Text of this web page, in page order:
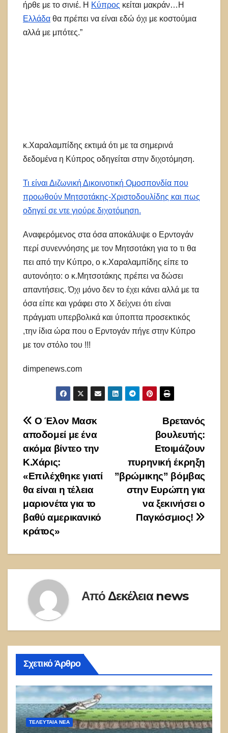
ήρθε με το σινιέ. Η Κύπρος κείται μακράν…Η
Ελλάδα θα πρέπει να είναι εδώ όχι με κοστούμια
αλλά με μπότες.”
κ.Χαραλαμπίδης εκτιμά ότι με τα σημερινά
δεδομένα η Κύπρος οδηγείται στην διχοτόμηση.
Τι είναι Διζωνική Δικοινοτική Ομοσπονδία που
προωθούν Μητσοτάκης-Χριστοδουλίδης και πως
οδηγεί σε ντε γιούρε διχοτόμηση.
Αναφερόμενος στα όσα αποκάλυψε ο Ερντογάν
περί συνεννόησης με τον Μητσοτάκη για το τι θα
πει από την Κύπρο, ο κ.Χαραλαμπίδης είπε το
αυτονόητο: ο κ.Μητσοτάκης πρέπει να δώσει
απαντήσεις. Όχι μόνο δεν το έχει κάνει αλλά με τα
όσα είπε και γράφει στο Χ δείχνει ότι είναι
πράγματι υπερβολικά και ύποπτα προσεκτικός
,την ίδια ώρα που ο Ερντογάν πήγε στην Κύπρο
με τον στόλο του !!!
dimpenews.com
Πλοήγηση
άρθρων
Βρετανός
βουλευτής:
Ετοιμάζουν
πυρηνική έκρηξη
”βρώμικης” βόμβας
στην Ευρώπη για
να ξεκινήσει ο
Παγκόσμιος!
Ο Έλον Μασκ
αποδομεί με ένα
ακόμα βίντεο την
Κ.Χάρις:
«Επιλέχθηκε γιατί
θα είναι η τέλεια
μαριονέτα για το
βαθύ αμερικανικό
κράτος»
Από Δεκέλεια news
Σχετικό Άρθρο
ΤΕΛΕΥΤΑΙΑ ΝΕΑ